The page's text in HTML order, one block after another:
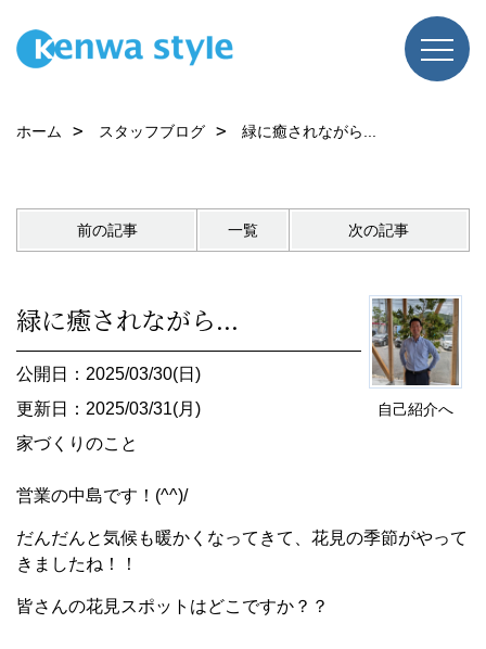
ホーム スタッフブログ 緑に癒されながら...
前の記事 一覧 次の記事
自己紹介へ
緑に癒されながら...
公開日：2025/03/30(日)
更新日：2025/03/31(月)
家づくりのこと
営業の中島です！(^^)/
だんだんと気候も暖かくなってきて、花見の季節がやって
きましたね！！
皆さんの花見スポットはどこですか？？